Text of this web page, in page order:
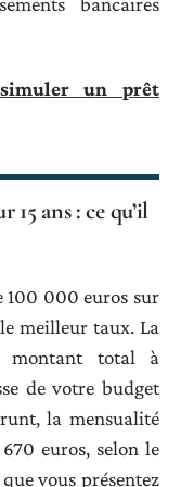
un prêt
ans : ce qu’il
100 000 euros sur
le meilleur taux. La
total à
de votre budget
la mensualité
euros, selon le
vous présentez